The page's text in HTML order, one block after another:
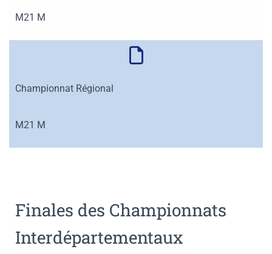
M21 M
Championnat Régional
M21 M
Finales des Championnats
Interdépartementaux